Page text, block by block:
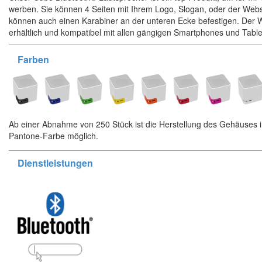
werben. Sie können 4 Seiten mit Ihrem Logo, Slogan, oder der
können auch einen Karabiner an der unteren Ecke befestigen. Der
erhältlich und kompatibel mit allen gängigen Smartphones und
Farben
Ab einer Abnahme von 250 Stück ist die Herstellung des Gehäuses
Pantone-Farbe möglich.
Dienstleistungen